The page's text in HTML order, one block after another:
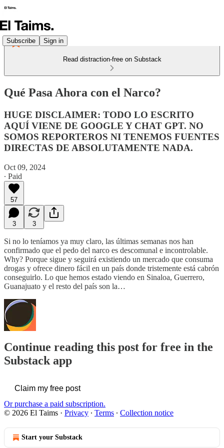
Subscribe Sign in
Read distraction-free on Substack
Qué Pasa Ahora con el Narco?
HUGE DISCLAIMER: TODO LO ESCRITO
AQUÍ VIENE DE GOOGLE Y CHAT GPT. NO
SOMOS REPORTEROS NI TENEMOS FUENTES
DIRECTAS DE ABSOLUTAMENTE NADA.
Oct 09, 2024
∙ Paid
57
3 3
Si no lo teníamos ya muy claro, las últimas semanas nos han
confirmado que el pedo del narco es descomunal e incontrolable.
Why? Porque sigue y seguirá existiendo un mercado que consuma
drogas y ofrece dinero fácil en un país donde tristemente está cabrón
conseguirlo. Lo que hemos estado viendo en Sinaloa, Guerrero,
Guanajuato y el resto del país son la…
Continue reading this post for free in the
Substack app
Claim my free post
Or purchase a paid subscription.
© 2026 El Taims · Privacy ∙ Terms ∙ Collection notice
Start your Substack